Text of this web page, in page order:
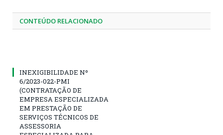
CONTEÚDO RELACIONADO
INEXIGIBILIDADE Nº
6/2023-022-PMI
(CONTRATAÇÃO DE
EMPRESA ESPECIALIZADA
EM PRESTAÇÃO DE
SERVIÇOS TÉCNICOS DE
ASSESSORIA